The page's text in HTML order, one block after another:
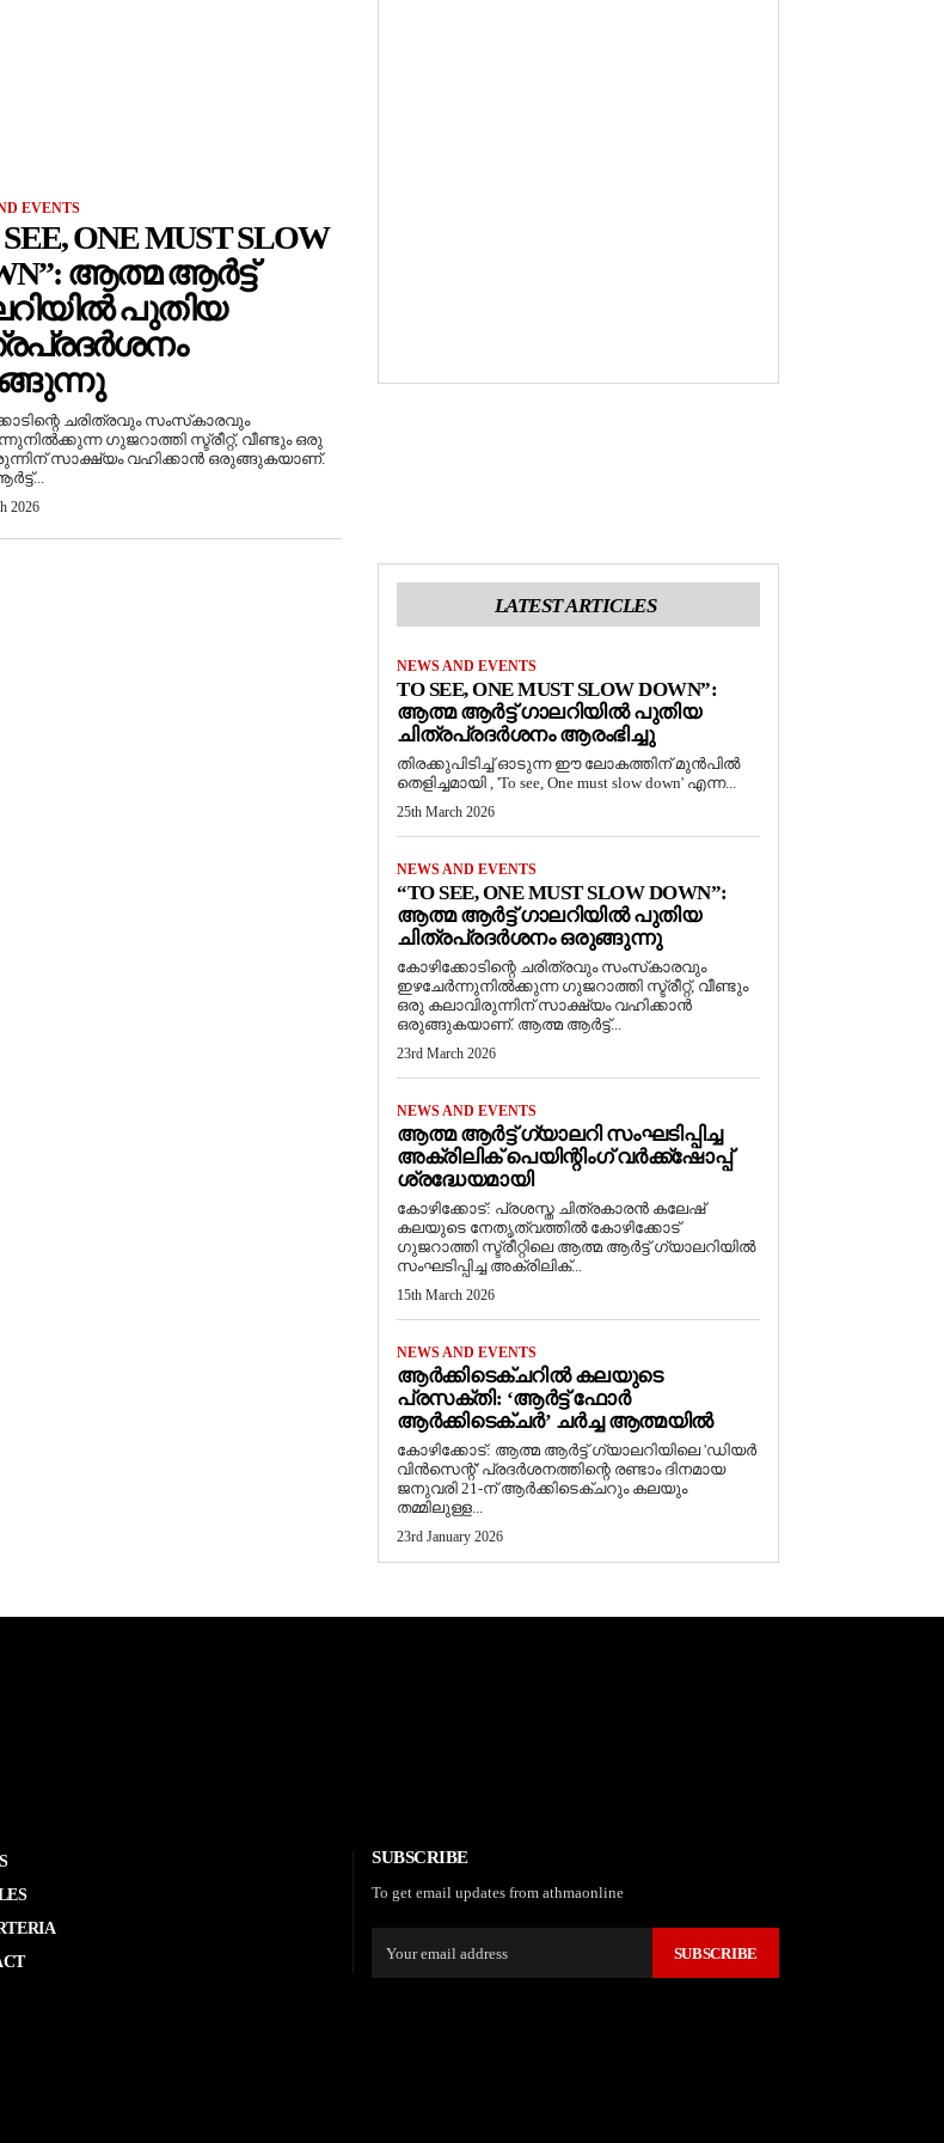
EVENTS
ONE MUST SLOW
ആത്മ ആർട്ട്
പുതിയ
ചരിത്രവും സംസ്‌കാരവും
ഗുജറാത്തി സ്ട്രീറ്റ്, വീണ്ടും ഒരു
സാക്ഷ്യം വഹിക്കാൻ ഒരുങ്ങുകയാണ്.
2026
LATEST ARTICLES
NEWS AND EVENTS
TO SEE, ONE MUST SLOW DOWN”:
ആത്മ ആർട്ട് ഗാലറിയിൽ പുതിയ
ചിത്രപ്രദർശനം ആരംഭിച്ചു
തിരക്കുപിടിച്ച് ഓടുന്ന ഈ ലോകത്തിന് മുൻപിൽ
തെളിച്ചമായി , 'To see, One must slow down' എന്ന...
25th March 2026
NEWS AND EVENTS
“TO SEE, ONE MUST SLOW DOWN”:
ആത്മ ആർട്ട് ഗാലറിയിൽ പുതിയ
ചിത്രപ്രദർശനം ഒരുങ്ങുന്നു
കോഴിക്കോടിന്റെ ചരിത്രവും സംസ്‌കാരവും
ഇഴചേർന്നുനിൽക്കുന്ന ഗുജറാത്തി സ്ട്രീറ്റ്, വീണ്ടും
ഒരു കലാവിരുന്നിന് സാക്ഷ്യം വഹിക്കാൻ
ഒരുങ്ങുകയാണ്. ആത്മ ആർട്ട്...
23rd March 2026
NEWS AND EVENTS
ആത്മ ആർട്ട് ഗ്യാലറി സംഘടിപ്പിച്ച
അക്രിലിക് പെയിന്റിംഗ് വർക്ക്‌ഷോപ്പ്
ശ്രദ്ധേയമായി
കോഴിക്കോട്: പ്രശസ്ത ചിത്രകാരൻ കലേഷ്
കലയുടെ നേതൃത്വത്തിൽ കോഴിക്കോട്
ഗുജറാത്തി സ്ട്രീറ്റിലെ ആത്മ ആർട്ട് ഗ്യാലറിയിൽ
സംഘടിപ്പിച്ച അക്രിലിക്...
15th March 2026
NEWS AND EVENTS
ആർക്കിടെക്ചറിൽ കലയുടെ
പ്രസക്തി: ‘ആർട്ട് ഫോർ
ആർക്കിടെക്ചർ’ ചർച്ച ആത്മയിൽ
​കോഴിക്കോട്: ആത്മ ആർട്ട് ഗ്യാലറിയിലെ 'ഡിയർ
വിൻസെന്റ്' പ്രദർശനത്തിന്റെ രണ്ടാം ദിനമായ
ജനുവരി 21-ന് ആർക്കിടെക്ചറും കലയും
തമ്മിലുള്ള...
23rd January 2026
SUBSCRIBE
To get email updates from athmaonline
SUBSCRIBE